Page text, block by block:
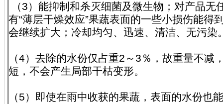
（3）能抑制和杀灭细菌及微生物；对产品无
有“薄层干燥效应”果蔬表面的一些小损伤能得
会继续扩大；冷却均匀、迅速、清洁、无污
（4）去除的水份仅占重2～3％，故重量不减
短，不会产生局部干枯变形。
（5）即使在雨中收获的果蔬，表面的水份也